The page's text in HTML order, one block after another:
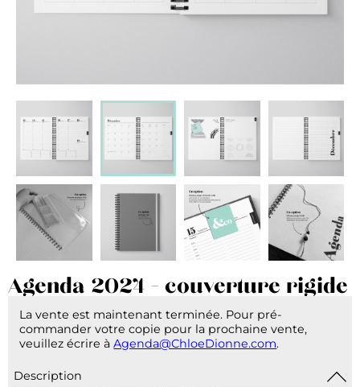
Agenda 2024 - couverture rigide
La vente est maintenant terminée. Pour pré-
commander votre copie pour la prochaine vente,
veuillez écrire àAgenda@ChloeDionne.com.
Description